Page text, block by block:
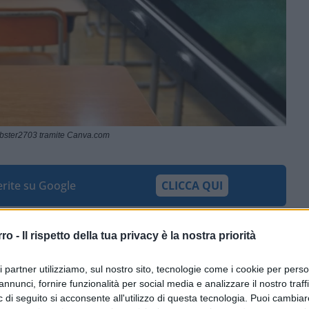
- Il rispetto della tua privacy è la nostra priorità
partner utilizziamo, sul nostro sito, tecnologie come i cookie per
fornire funzionalità per social media e analizzare il nostro
di seguito si acconsente all'utilizzo di questa tecnologia. Puoi
tramite Canva.com
su Google CLICCA QUI
0:00/--:--
ci informa dell’arresto diuna coppia
dopo otto ore trascorse in cella. I due